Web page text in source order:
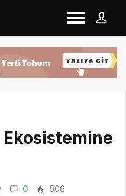
0
506